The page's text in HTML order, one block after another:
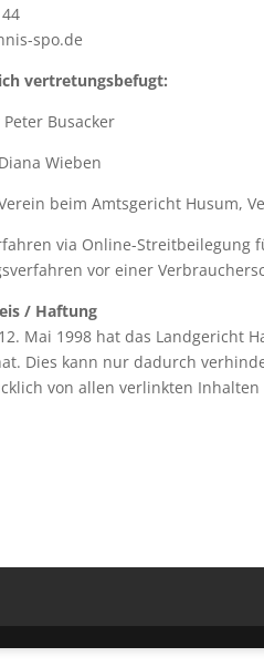
spo.de
vertretungsbefugt:
Busacker
Wieben
beim Amtsgericht Husum,
via Online-Streitbeilegung
vor einer
/ Haftung
Mai 1998 hat das Landgericht
Dies kann nur dadurch
von allen verlinkten